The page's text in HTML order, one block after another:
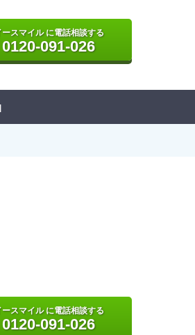
ースマイル に電話相談する
0120-091-026
ースマイル に電話相談する
0120-091-026